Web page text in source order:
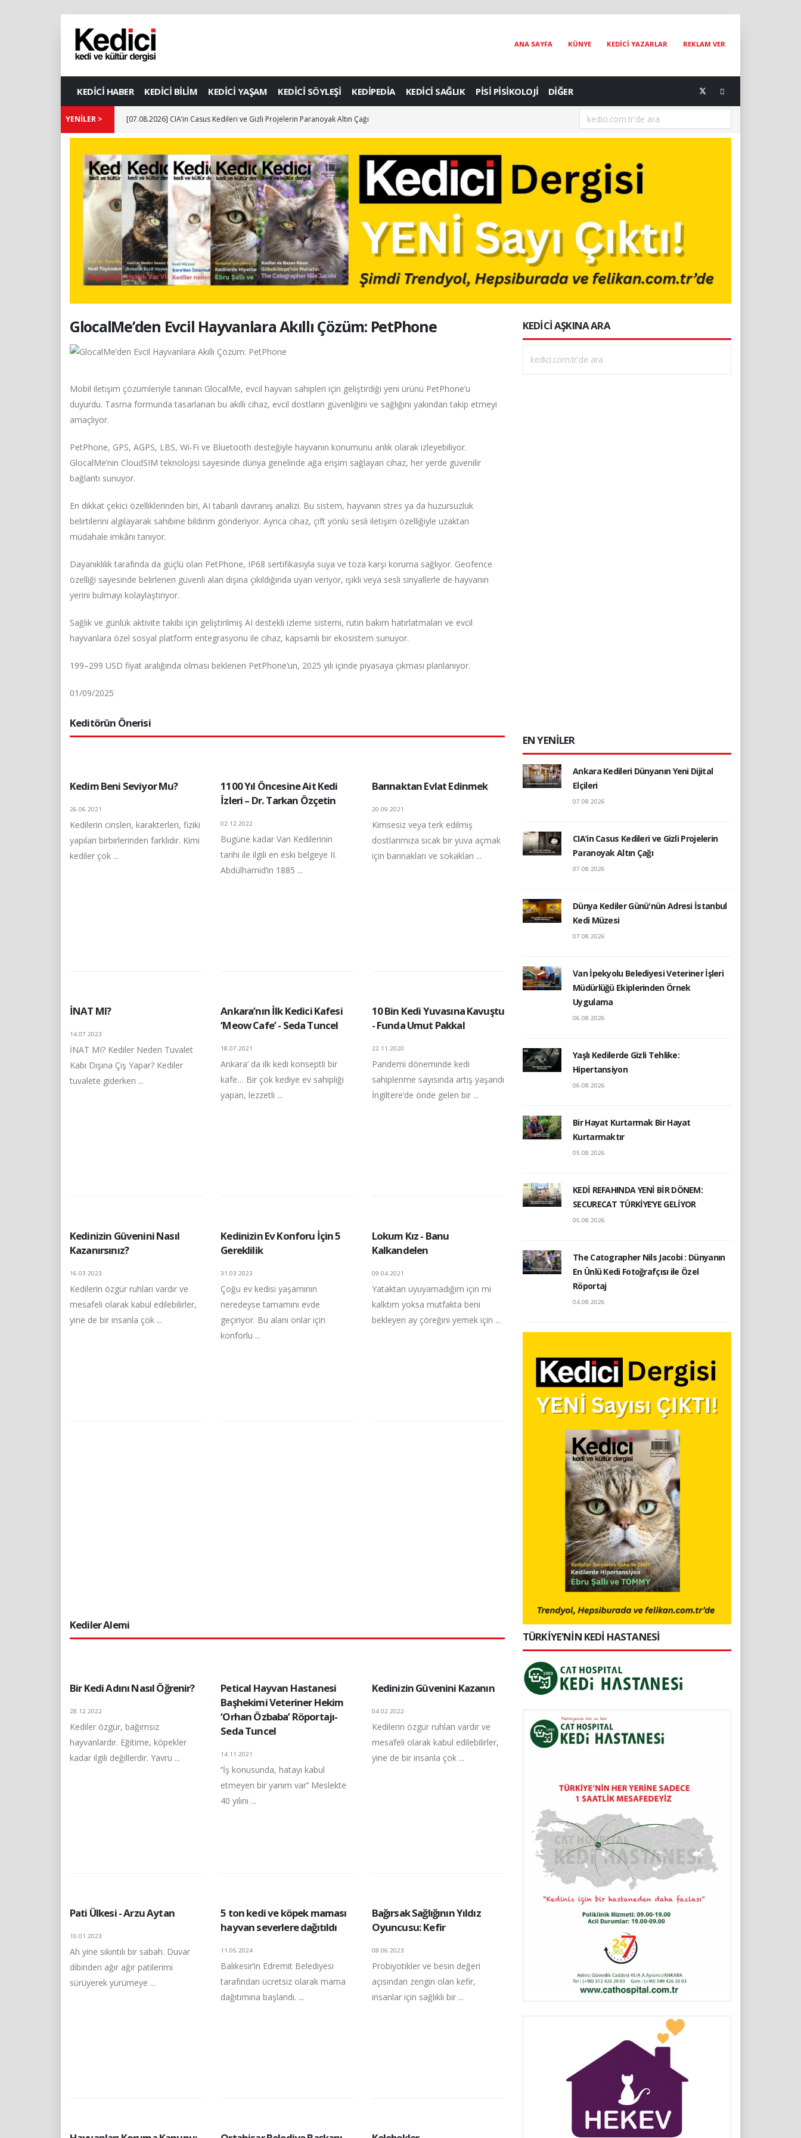
ANA SAYFA KÜNYE KEDİCİ YAZARLAR REKLAM VER
KEDİCİ HABER KEDİCİ BİLİM KEDİCİ YAŞAM KEDİCİ SÖYLEŞİ KEDİPEDİA KEDİCİ SAĞLIK PİSİ PİSİKOLOJİ DİĞER
YENİLER > [07.08.2026] CIA’in Casus Kedileri ve Gizli Projelerin Paranoyak Altın Çağı [07.08.2026] Dünya Kediler Günü'nün Adresi İstanbul Kedi Müzesi
GlocalMe’den Evcil Hayvanlara Akıllı Çözüm: PetPhone
Mobil iletişim çözümleriyle tanınan GlocalMe, evcil hayvan sahipleri için geliştirdiği yeni ürünü PetPhone’u
duyurdu. Tasma formunda tasarlanan bu akıllı cihaz, evcil dostların güvenliğini ve sağlığını yakından takip etmeyi
amaçlıyor.
PetPhone, GPS, AGPS, LBS, Wi-Fi ve Bluetooth desteğiyle hayvanın konumunu anlık olarak izleyebiliyor.
GlocalMe’nin CloudSIM teknolojisi sayesinde dünya genelinde ağa erişim sağlayan cihaz, her yerde güvenilir
bağlantı sunuyor.
En dikkat çekici özelliklerinden biri, AI tabanlı davranış analizi. Bu sistem, hayvanın stres ya da huzursuzluk
belirtilerini algılayarak sahibine bildirim gönderiyor. Ayrıca cihaz, çift yönlü sesli iletişim özelliğiyle uzaktan
müdahale imkânı tanıyor.
Dayanıklılık tarafında da güçlü olan PetPhone, IP68 sertifikasıyla suya ve toza karşı koruma sağlıyor. Geofence
özelliği sayesinde belirlenen güvenli alan dışına çıkıldığında uyarı veriyor, ışıklı veya sesli sinyallerle de hayvanın
yerini bulmayı kolaylaştırıyor.
Sağlık ve günlük aktivite takibi için geliştirilmiş AI destekli izleme sistemi, rutin bakım hatırlatmaları ve evcil
hayvanlara özel sosyal platform entegrasyonu ile cihaz, kapsamlı bir ekosistem sunuyor.
199–299 USD fiyat aralığında olması beklenen PetPhone’un, 2025 yılı içinde piyasaya çıkması planlanıyor.
01/09/2025
Keditörün Önerisi
Kedim Beni Seviyor Mu?
26.06.2021
Kedilerin cinsleri, karakterleri, fiziki
yapıları birbirlerinden farklıdır. Kimi
kediler çok ...
1100 Yıl Öncesine Ait Kedi
İzleri – Dr. Tarkan Özçetin
02.12.2022
Bugüne kadar Van Kedilerinin
tarihi ile ilgili en eski belgeye II.
Abdülhamid’in 1885 ...
Barınaktan Evlat Edinmek
20.09.2021
Kimsesiz veya terk edilmiş
dostlarımıza sıcak bir yuva açmak
için barınakları ve sokakları ...
İNAT MI?
14.07.2023
İNAT MI? Kediler Neden Tuvalet
Kabı Dışına Çiş Yapar? Kediler
tuvalete giderken ...
Ankara’nın İlk Kedici Kafesi
‘Meow Cafe’ - Seda Tuncel
18.07.2021
Ankara’ da ilk kedi konseptli bir
kafe… Bir çok kediye ev sahipliği
yapan, lezzetli ...
10 Bin Kedi Yuvasına Kavuştu
- Funda Umut Pakkal
22.11.2020
Pandemi döneminde kedi
sahiplenme sayısında artış yaşandı
İngiltere’de önde gelen bir ...
Kedinizin Güvenini Nasıl
Kazanırsınız?
16.03.2023
Kedilerin özgür ruhları vardır ve
mesafeli olarak kabul edilebilirler,
yine de bir insanla çok ...
Kedinizin Ev Konforu İçin 5
Gereklilik
31.03.2023
Çoğu ev kedisi yaşamının
neredeyse tamamını evde
geçiriyor. Bu alanı onlar için
konforlu ...
Lokum Kız - Banu
Kalkandelen
09.04.2021
Yataktan uyuyamadığım için mi
kalktım yoksa mutfakta beni
bekleyen ay çöreğini yemek için ...
Kediler Alemi
Bir Kedi Adını Nasıl Öğrenir?
28.12.2022
Kediler özgür, bağımsız
hayvanlardır. Eğitime, köpekler
kadar ilgili değillerdir. Yavru ...
Petical Hayvan Hastanesi
Başhekimi Veteriner Hekim
‘Orhan Özbaba’ Röportajı-
Seda Tuncel
14.11.2021
‘’İş konusunda, hatayı kabul
etmeyen bir yanım var’’ Meslekte
40 yılını ...
Kedinizin Güvenini Kazanın
04.02.2022
Kedilerin özgür ruhları vardır ve
mesafeli olarak kabul edilebilirler,
yine de bir insanla çok ...
Pati Ülkesi - Arzu Aytan
10.01.2023
Ah yine sıkıntılı bir sabah. Duvar
dibinden ağır ağır patilerimi
sürüyerek yürümeye ...
5 ton kedi ve köpek maması
hayvan severlere dağıtıldı
11.05.2024
Balıkesir’in Edremit Belediyesi
tarafından ücretsiz olarak mama
dağıtımına başlandı. ...
Bağırsak Sağlığının Yıldız
Oyuncusu: Kefir
08.06.2023
Probiyotikler ve besin değeri
açısından zengin olan kefir,
insanlar için sağlıklı bir ...
KEDİCİ AŞKINA ARA
EN YENİLER
Ankara Kedileri Dünyanın Yeni Dijital
Elçileri
07.08.2026
CIA’in Casus Kedileri ve Gizli Projelerin
Paranoyak Altın Çağı
07.08.2026
Dünya Kediler Günü'nün Adresi İstanbul
Kedi Müzesi
07.08.2026
Van İpekyolu Belediyesi Veteriner İşleri
Müdürlüğü Ekiplerinden Örnek
Uygulama
06.08.2026
Yaşlı Kedilerde Gizli Tehlike:
Hipertansiyon
06.08.2026
Bir Hayat Kurtarmak Bir Hayat
Kurtarmaktır
05.08.2026
KEDİ REFAHINDA YENİ BİR DÖNEM:
SECURECAT TÜRKİYE’YE GELİYOR
05.08.2026
The Catographer Nils Jacobi : Dünyanın
En Ünlü Kedi Fotoğrafçısı ile Özel
Röportaj
04.08.2026
TÜRKİYE'NİN KEDİ HASTANESİ